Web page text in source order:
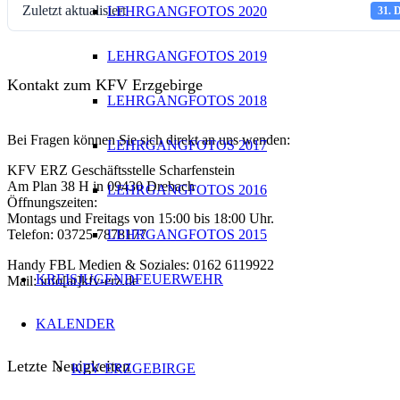
LEHRGANGFOTOS 2020
LEHRGANGFOTOS 2019
LEHRGANGFOTOS 2018
LEHRGANGFOTOS 2017
LEHRGANGFOTOS 2016
LEHRGANGFOTOS 2015
KREISJUGENDFEUERWEHR
KALENDER
KFV ERZGEBIRGE
Zuletzt aktualisiert 31.
Kontakt zum KFV Erzgebirge
Bei Fragen können Sie sich direkt an uns wenden:
KFV ERZ Geschäftsstelle Scharfenstein
Am Plan 38 H in 09430 Drebach
Öffnungszeiten:
Montags und Freitags von 15:00 bis 18:00 Uhr.
Telefon: 03725 7878177
Handy FBL Medien & Soziales: 0162 6119922
Mail: info[at]kfv-erz.de
Letzte Neuigkeiten